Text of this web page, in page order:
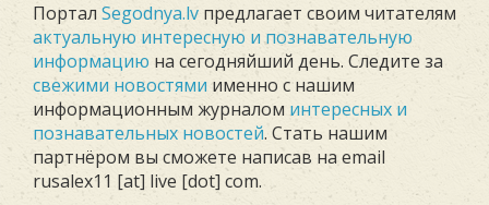
Портал Segodnya.lv предлагает своим читателям
актуальную интересную и познавательную
информацию на сегодняйший день. Следите за
свежими новостями именно с нашим
информационным журналом интересных и
познавательных новостей. Стать нашим
партнёром вы сможете написав на email
rusalex11 [at] live [dot] com.